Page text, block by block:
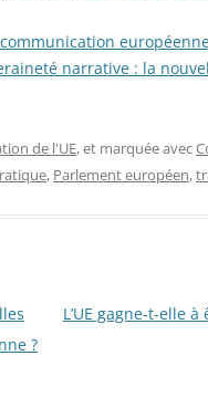
narrative : la
de l'UE, et marquée avec
, Parlement européen,
?
L’UE gagne-t-elle